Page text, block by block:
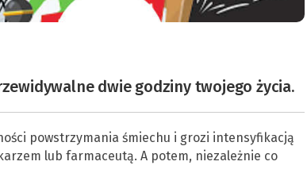
dwie godziny twojego życia.
powstrzymania śmiechu i grozi intensyfikacją
lub farmaceutą. A potem, niezależnie co